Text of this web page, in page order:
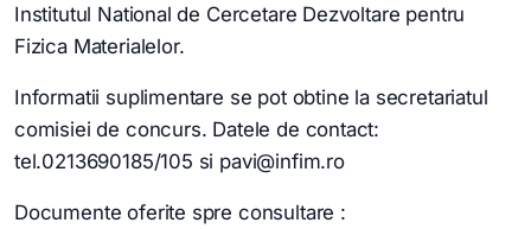
Institutul National de Cercetare Dezvoltare pentru
Fizica Materialelor.
Informatii suplimentare se pot obtine la secretariatul
comisiei de concurs. Datele de contact:
tel.0213690185/105 si pavi@infim.ro
Documente oferite spre consultare :